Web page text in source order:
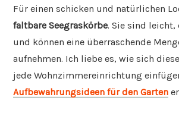
Für einen schicken und natürlichen
faltbare Seegraskörbe. Sie sind leicht,
und können eine überraschende
aufnehmen. Ich liebe es, wie sich
jede Wohnzimmereinrichtung
Aufbewahrungsideen für den Garten